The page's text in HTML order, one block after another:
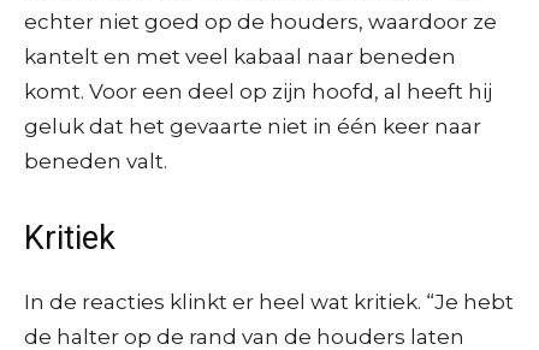
echter niet goed op de houders, waardoor ze
kantelt en met veel kabaal naar beneden
komt. Voor een deel op zijn hoofd, al heeft hij
geluk dat het gevaarte niet in één keer naar
beneden valt.
Kritiek
In de reacties klinkt er heel wat kritiek. “Je hebt
de halter op de rand van de houders laten